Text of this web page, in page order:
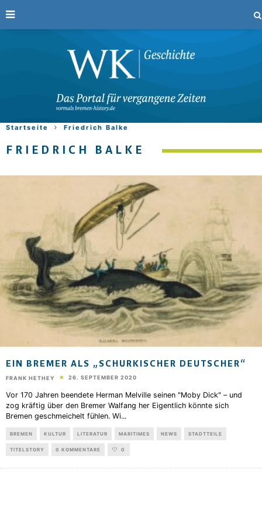
Startseite Friedrich Balke
FRIEDRICH BALKE
EIN BREMER ALS „SCHURKISCHER DEUTSCHER“
FRANK HETHEY 26. SEPTEMBER 2020
Vor 170 Jahren beendete Herman Melville seinen "Moby Dick" – und
zog kräftig über den Bremer Walfang her Eigentlich könnte sich
Bremen geschmeichelt fühlen. Wi...
BREMEN KULTUR LITERATUR MARITIMES NEWS STADTTEILE
TITELSTORY 0 KOMMENTARE 0